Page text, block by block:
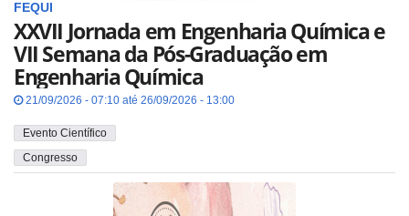
FEQUI
XXVII Jornada em Engenharia Química e
VII Semana da Pós-Graduação em
Engenharia Química
21/09/2026 - 07:10 até 26/09/2026 - 13:00
Evento Científico
Congresso